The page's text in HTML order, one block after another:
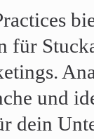
für
und
dein